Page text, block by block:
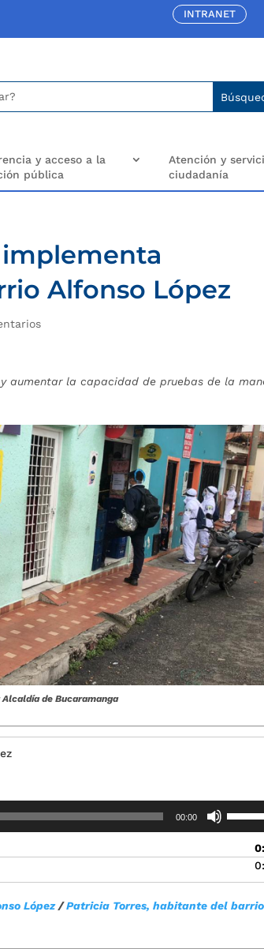
INTRANET
y acceso a la
pública
Atención y
ciudadanía
Alfonso López
aumentar la capacidad de pruebas de la
de Bucaramanga
00:00
de
para
López/Patricia Torres, habitante del barrio